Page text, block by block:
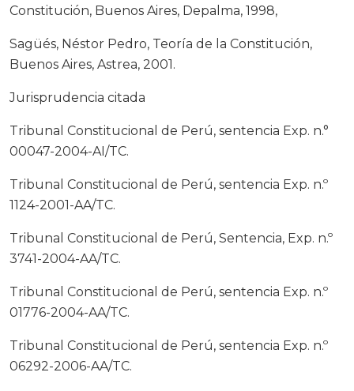
Constitución, Buenos Aires, Depalma, 1998,
Sagüés, Néstor Pedro, Teoría de la Constitución,
Buenos Aires, Astrea, 2001.
Jurisprudencia citada
Tribunal Constitucional de Perú, sentencia Exp. n.°
00047-2004-AI/TC.
Tribunal Constitucional de Perú, sentencia Exp. n.º
1124-2001-AA/TC.
Tribunal Constitucional de Perú, Sentencia, Exp. n.º
3741-2004-AA/TC.
Tribunal Constitucional de Perú, sentencia Exp. n.º
01776-2004-AA/TC.
Tribunal Constitucional de Perú, sentencia Exp. n.º
06292-2006-AA/TC.